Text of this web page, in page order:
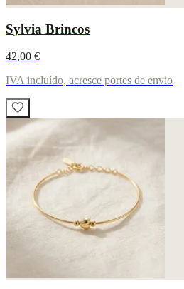
Sylvia Brincos
42,00 €
IVA incluído, acresce portes de envio